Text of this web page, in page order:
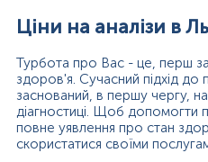
Ціни на аналізи в
Турбота про Вас - це, перш
здоров'я. Сучасний підхід до
заснований, в першу чергу, на
діагностиці. Щоб допомогти
повне уявлення про стан
скористатися своїми